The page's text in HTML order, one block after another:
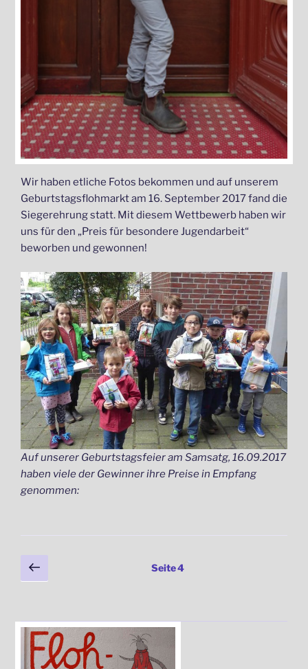
Wir haben etliche Fotos bekommen und auf unserem
Geburtstagsflohmarkt am 16. September 2017 fand die
Siegerehrung statt. Mit diesem Wettbewerb haben wir
uns für den „Preis für besondere Jugendarbeit“
beworben und gewonnen!
Auf unserer Geburtstagsfeier am Samsatg, 16.09.2017
haben viele der Gewinner ihre Preise in Empfang
genommen:
Seitennummerierung
der
Vorherige
Seite
Seite4